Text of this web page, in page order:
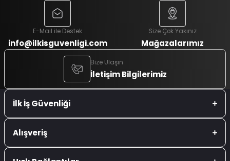
E-Mail ile Destek
info@ilkisguvenligi.com
Size Çok Yakınız
Mağazalarımız
Bize Ulaşın
İletişim Bilgilerimiz
İlk İş Güvenliği
Alışveriş